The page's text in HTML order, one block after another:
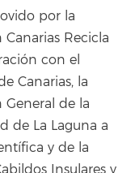
por la
Recicla
con el
Canarias, la
General de la
de La Laguna a
y de la
Insulares y